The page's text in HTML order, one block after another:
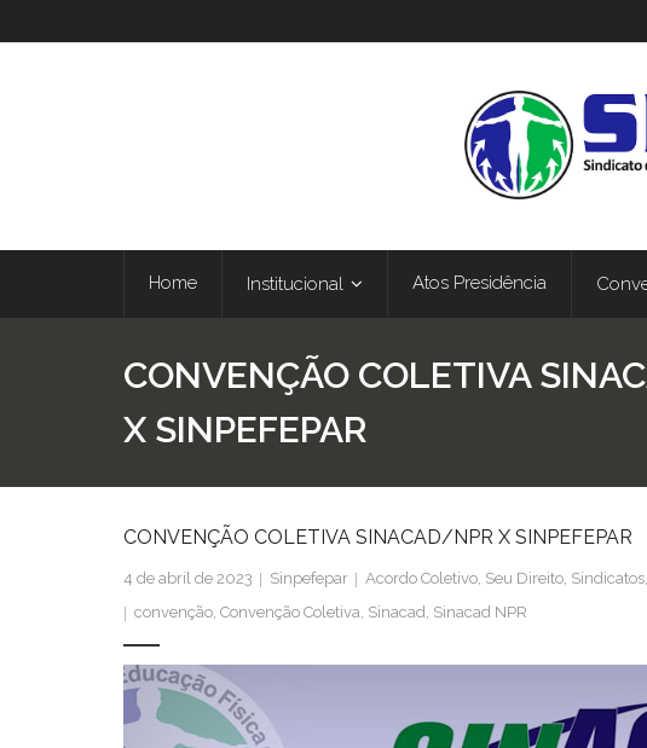
Home Institucional Atos Presidência
CONVENÇÃO COLETIVA
X SINPEFEPAR
CONVENÇÃO COLETIVA SINACAD/NPR X SINPEFEPAR
4 de abril de 2023 Sinpefepar Acordo Coletivo Seu Direito Sindicatos
convenção Convenção Coletiva Sinacad Sinacad NPR